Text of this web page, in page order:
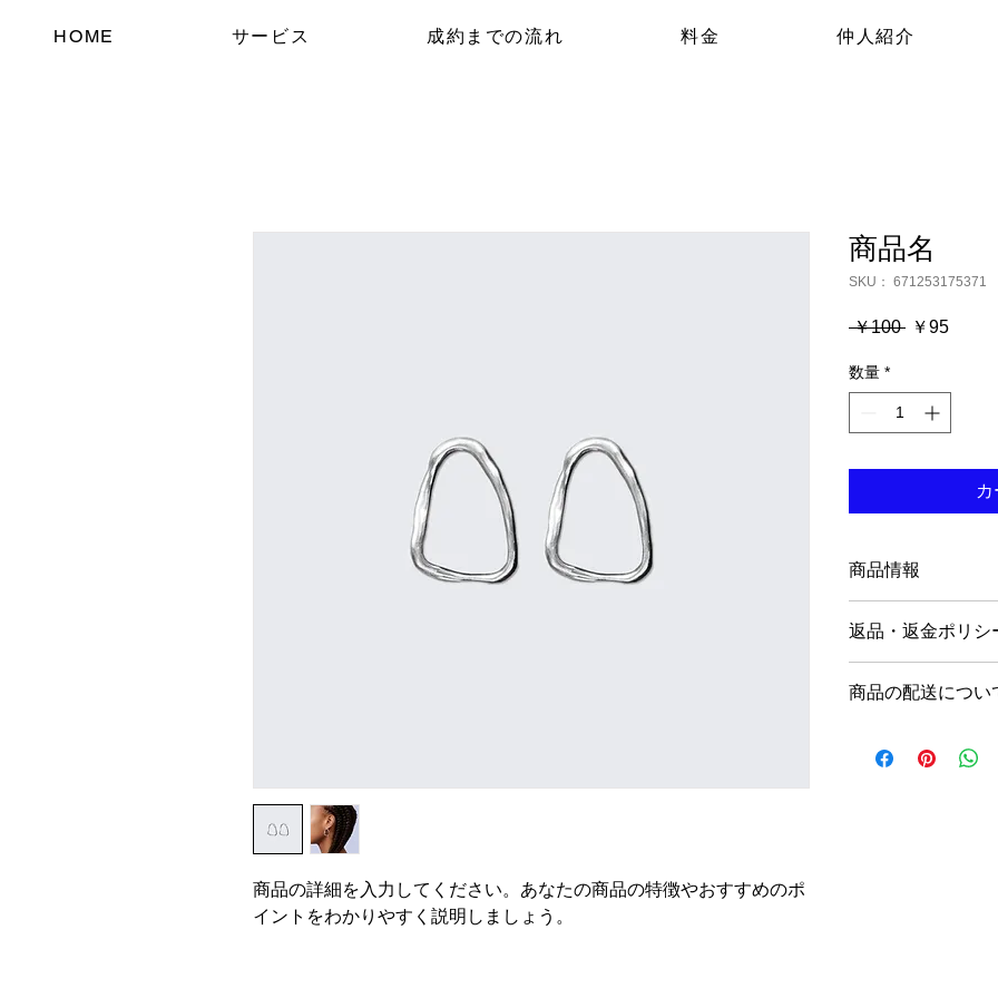
HOME サービス 成約までの流れ 料金 仲人紹介
商品の詳細を入力してください。あなたの商品の特徴やおすすめのポ
イントをわかりやすく説明しましょう。
商品名
SKU： 671253175371
￥100 通
格
￥95セ
価
数量 *
商品情報
明に加え、商品の特
しましょう。
返品・返金ポリシ
満足しなかった場合
だけます。
商品の配送につい
する情報を入力して